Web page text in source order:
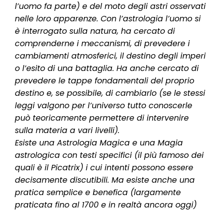
l’uomo fa parte) e del moto degli astri osservati
nelle loro apparenze. Con l’astrologia l’uomo si
è interrogato sulla natura, ha cercato di
comprenderne i meccanismi, di prevedere i
cambiamenti atmosferici, il destino degli imperi
o l’esito di una battaglia. Ha anche cercato di
prevedere le tappe fondamentali del proprio
destino e, se possibile, di cambiarlo (se le stessi
leggi valgono per l’universo tutto conoscerle
può teoricamente permettere di intervenire
sulla materia a vari livelli).
Esiste una Astrologia Magica e una Magia
astrologica con testi specifici (il più famoso dei
quali è il Picatrix) i cui intenti possono essere
decisamente discutibili. Ma esiste anche una
pratica semplice e benefica (largamente
praticata fino al 1700 e in realtà ancora oggi)